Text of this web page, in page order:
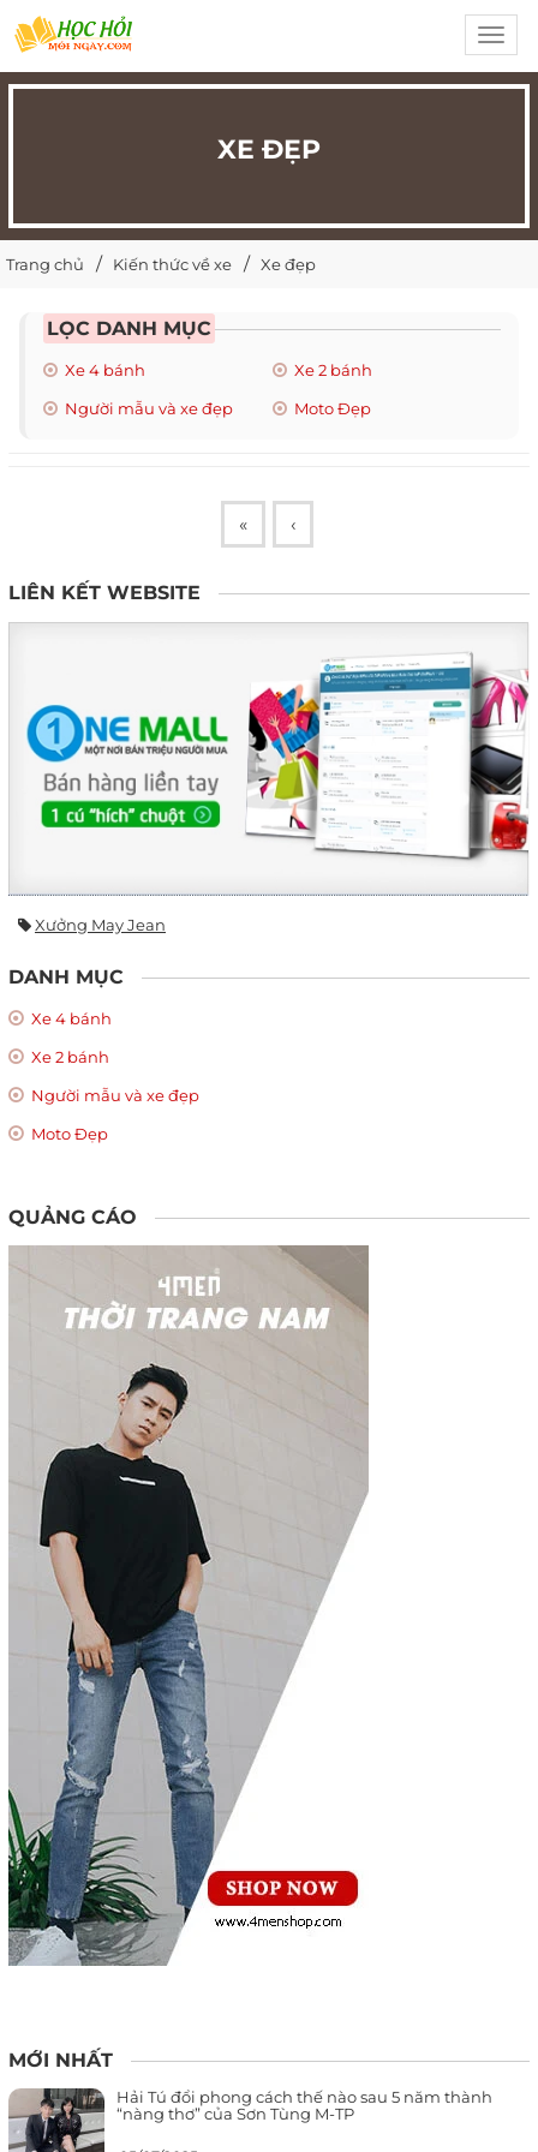
XE ĐẸP
Trang chủ Kiến thức về xe Xe đẹp
LỌC DANH MỤC
Xe 4 bánh
Xe 2 bánh
Người mẫu và xe đẹp
Moto Đẹp
« ‹
LIÊN KẾT WEBSITE
Xưởng May Jean
DANH MỤC
Xe 4 bánh
Xe 2 bánh
Người mẫu và xe đẹp
Moto Đẹp
QUẢNG CÁO
MỚI NHẤT
Hải Tú đổi phong cách thế nào sau 5 năm thành
“nàng thơ” của Sơn Tùng M-TP